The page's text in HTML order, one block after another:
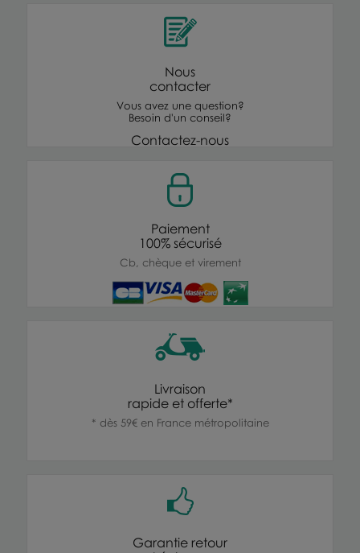
Nous
contacter
Vous avez une question?
Besoin d'un conseil?
Contactez-nous
Paiement
100% sécurisé
Cb, chèque et virement
Livraison
rapide et offerte*
* dès 59€ en France métropolitaine
Garantie retour